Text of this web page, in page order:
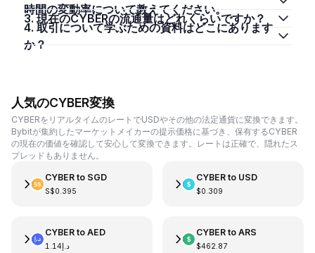
時間の変動率について教えてください。
3. 現在のCYBERの流通量はどれくらいですか？
4. 取引について学ぶための資料はどこにあります
か？
人気のCYBER変換
CYBERをリアルタイムのレートでUSDやその他の法定通貨に変換できます。
Bybitが集約したマーケットメイカーの提示価格に基づき、保有するCYBER
の現在の価値を確認して安心して変換できます。レートは正確で、隠れたス
プレッドもありません。
CYBERto SGD
S$0.395
CYBERto USD
$0.309
CYBERto AED
د.إ1.14
CYBERto ARS
$462.87